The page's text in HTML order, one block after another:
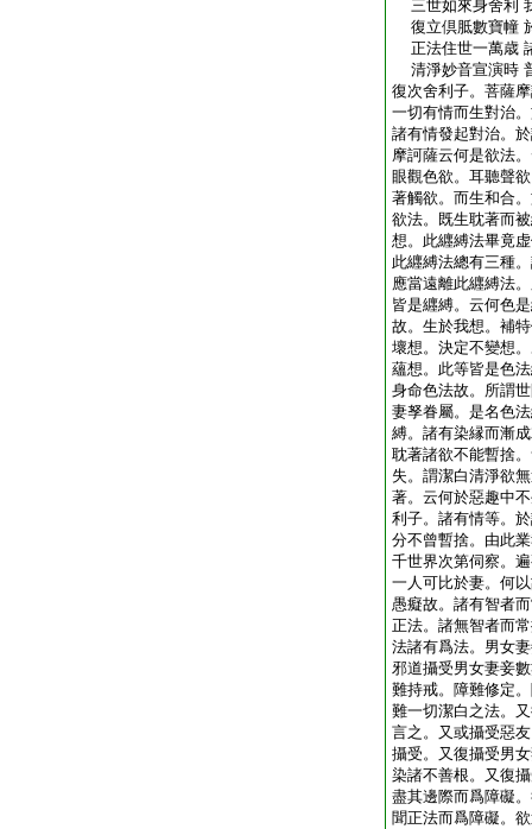
三世如來身舍利
復立倶胝數寶幢
正法住世一萬歳
清淨妙音宣演時
復次舍利子。菩薩
一切有情而生對治
諸有情發起對治。
摩訶薩云何是欲法
眼觀色欲。耳聽聲
著觸欲。而生和合
欲法。既生耽著而
想。此纒縛法畢竟
此纒縛法總有三種
應當遠離此纒縛法
皆是纒縛。云何色
故。生於我想。補
壞想。決定不變想
蘊想。此等皆是色
身命色法故。所謂
妻孥眷屬。是名色
縛。諸有染縁而漸
耽著諸欲不能暫捨
失。謂潔白清淨欲
著。云何於惡趣中
利子。諸有情等。
分不曾暫捨。由此
千世界次第伺察。
一人可比於妻。何
愚癡故。諸有智者
正法。諸無智者而
法諸有爲法。男女
邪道攝受男女妻妾
難持戒。障難修定
難一切潔白之法。
言之。又或攝受惡
攝受。又復攝受男
染諸不善根。又復
盡其邊際而爲障礙
聞正法而爲障礙。